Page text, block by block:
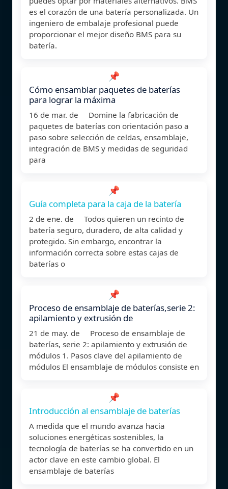
es el corazón de una batería personalizada. Un
ingeniero de embalaje profesional puede
proporcionar el mejor diseño BMS para su
batería.
📌
Cómo ensamblar paquetes de baterías
para lograr la máxima
16 de mar. de Domine la fabricación de
paquetes de baterías con orientación paso a
paso sobre selección de celdas, ensamblaje,
integración de BMS y medidas de seguridad
para
📌
Guía completa para la caja de la batería
2 de ene. de Todos quieren un recinto de
batería seguro, duradero, de alta calidad y
protegido. Sin embargo, encontrar la
información correcta sobre estas cajas de
baterías o
📌
Proceso de ensamblaje de baterías,serie 2:
apilamiento y extrusión de
21 de may. de Proceso de ensamblaje de
baterías, serie 2: apilamiento y extrusión de
módulos 1. Pasos clave del apilamiento de
módulos El ensamblaje de módulos consiste en
📌
Introducción al ensamblaje de baterías
A medida que el mundo avanza hacia
soluciones energéticas sostenibles, la
tecnología de baterías se ha convertido en un
actor clave en este cambio global. El
ensamblaje de baterías